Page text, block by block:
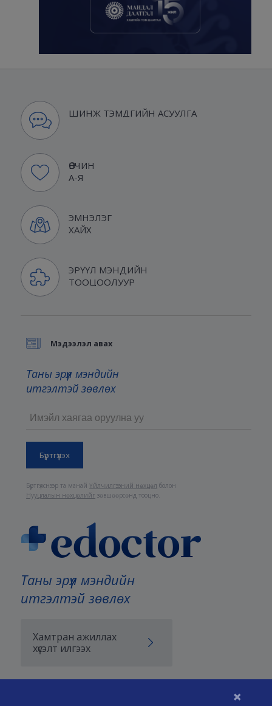
×
ШИНЖ ТЭМДГИЙН АСУУЛГА
ӨВЧИН
А-Я
ЭМНЭЛЭГ
ХАЙХ
ЭРҮҮЛ МЭНДИЙН
ТООЦООЛУУР
Таны эрүүл мэндийн
итгэлтэй зөвлөх
Хамтран ажиллах
хүсэлт илгээх
Мэдээлэл авах
Таны эрүүл мэндийн
итгэлтэй зөвлөх
Бүртгүүлснээр та манайҮйлчилгээний нөхцөл болон
Нууцлалын нөхцөлийг зөвшөөрсөнд тооцно.